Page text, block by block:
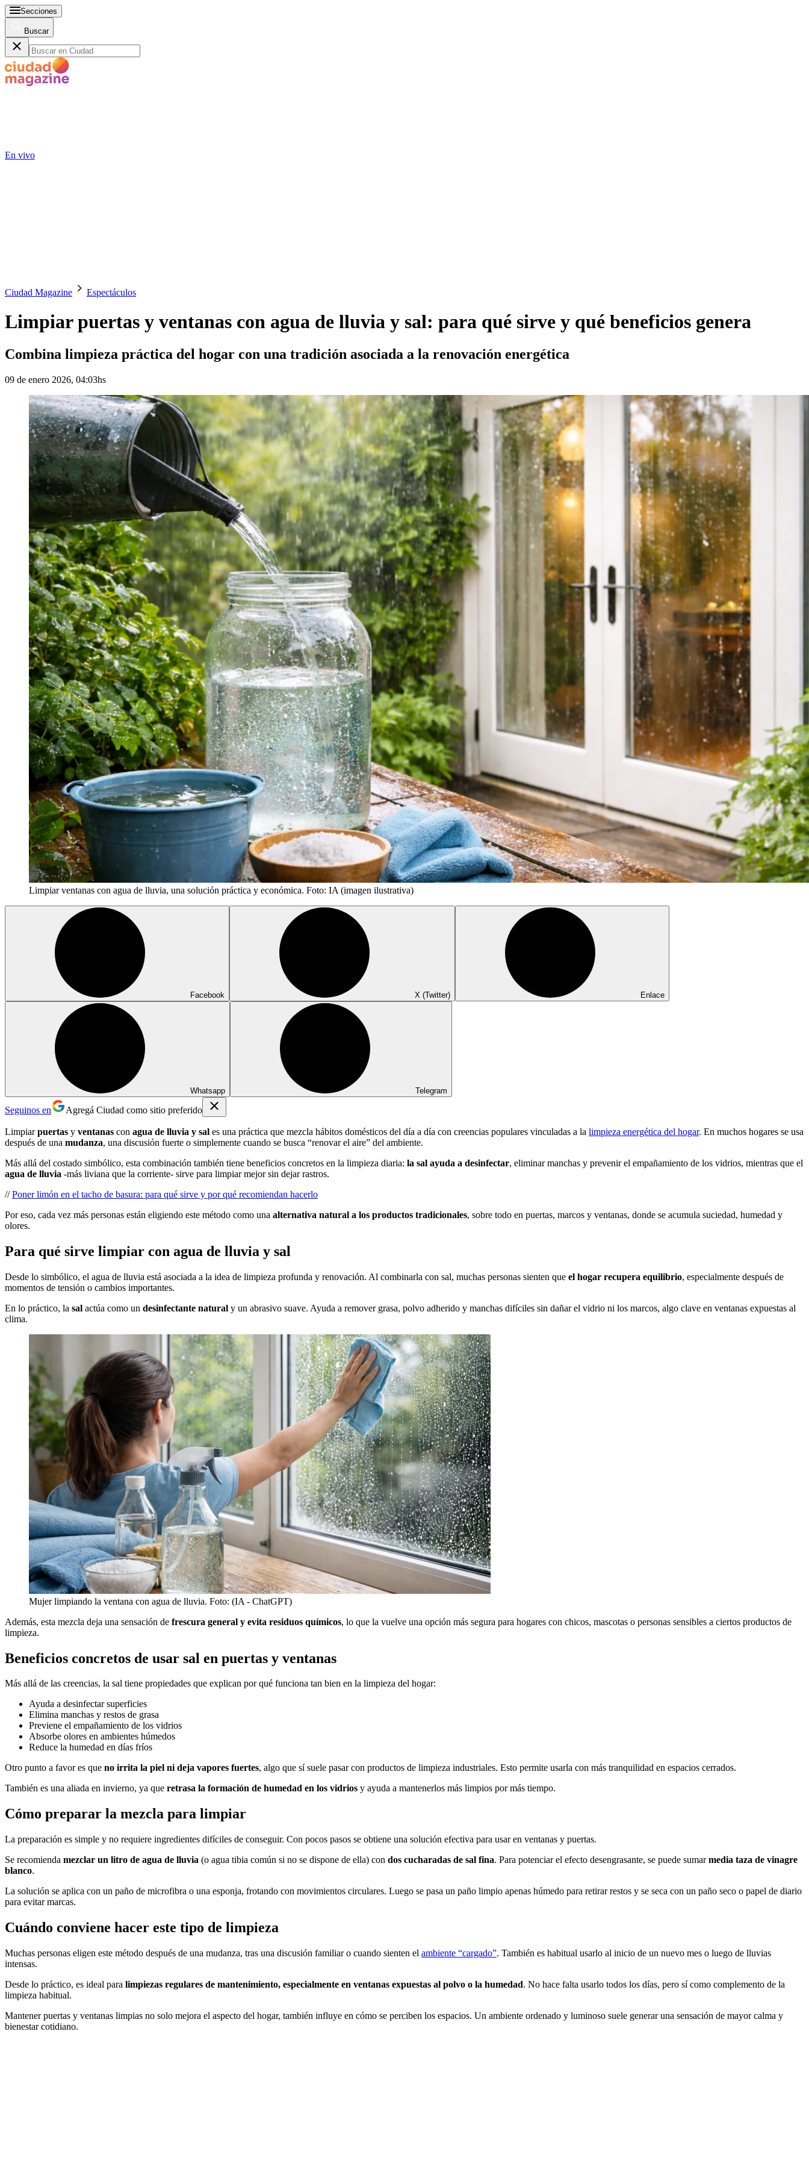
Secciones
Buscar
En vivo
Ciudad Magazine Espectáculos
Limpiar puertas y ventanas con agua de lluvia y sal: para qué sirve y qué beneficios genera
Combina limpieza práctica del hogar con una tradición asociada a la renovación energética
09 de enero 2026, 04:03hs
Limpiar ventanas con agua de lluvia, una solución práctica y económica. Foto: IA (imagen ilustrativa)
Facebook X (Twitter) Enlace
Whatsapp Telegram
Seguinos en Agregá Ciudad como sitio preferido
Limpiarpuertas y ventanas con agua de lluvia y sal es una práctica que mezcla hábitos domésticos del día a día con creencias populares vinculadas a la limpieza energética del hogar. En muchos hogares se usa
después de una mudanza, una discusión fuerte o simplemente cuando se busca “renovar el aire” del ambiente.
Más allá del costado simbólico, esta combinación también tiene beneficios concretos en la limpieza diaria: la sal ayuda a desinfectar, eliminar manchas y prevenir el empañamiento de los vidrios, mientras que el
agua de lluvia -más liviana que la corriente- sirve para limpiar mejor sin dejar rastros.
//Poner limón en el tacho de basura: para qué sirve y por qué recomiendan hacerlo
Por eso, cada vez más personas están eligiendo este método como una alternativa natural a los productos tradicionales, sobre todo en puertas, marcos y ventanas, donde se acumula suciedad, humedad y
olores.
Para qué sirve limpiar con agua de lluvia y sal
Desde lo simbólico, el agua de lluvia está asociada a la idea de limpieza profunda y renovación. Al combinarla con sal, muchas personas sienten que el hogar recupera equilibrio, especialmente después de
momentos de tensión o cambios importantes.
En lo práctico, la sal actúa como un desinfectante natural y un abrasivo suave. Ayuda a remover grasa, polvo adherido y manchas difíciles sin dañar el vidrio ni los marcos, algo clave en ventanas expuestas al
clima.
Mujer limpiando la ventana con agua de lluvia. Foto: (IA - ChatGPT)
Además, esta mezcla deja una sensación de frescura general y evita residuos químicos, lo que la vuelve una opción más segura para hogares con chicos, mascotas o personas sensibles a ciertos productos de
limpieza.
Beneficios concretos de usar sal en puertas y ventanas
Más allá de las creencias, la sal tiene propiedades que explican por qué funciona tan bien en la limpieza del hogar:
Ayuda a desinfectar superficies
Elimina manchas y restos de grasa
Previene el empañamiento de los vidrios
Absorbe olores en ambientes húmedos
Reduce la humedad en días fríos
Otro punto a favor es que no irrita la piel ni deja vapores fuertes, algo que sí suele pasar con productos de limpieza industriales. Esto permite usarla con más tranquilidad en espacios cerrados.
También es una aliada en invierno, ya que retrasa la formación de humedad en los vidrios y ayuda a mantenerlos más limpios por más tiempo.
Cómo preparar la mezcla para limpiar
La preparación es simple y no requiere ingredientes difíciles de conseguir. Con pocos pasos se obtiene una solución efectiva para usar en ventanas y puertas.
Se recomienda mezclar un litro de agua de lluvia (o agua tibia común si no se dispone de ella) con dos cucharadas de sal fina. Para potenciar el efecto desengrasante, se puede sumarmedia taza de vinagre
blanco.
La solución se aplica con un paño de microfibra o una esponja, frotando con movimientos circulares. Luego se pasa un paño limpio apenas húmedo para retirar restos y se seca con un paño seco o papel de diario
para evitar marcas.
Cuándo conviene hacer este tipo de limpieza
Muchas personas eligen este método después de una mudanza, tras una discusión familiar o cuando sienten el ambiente “cargado”. También es habitual usarlo al inicio de un nuevo mes o luego de lluvias
intensas.
Desde lo práctico, es ideal para limpiezas regulares de mantenimiento, especialmente en ventanas expuestas al polvo o la humedad. No hace falta usarlo todos los días, pero sí como complemento de la
limpieza habitual.
Mantener puertas y ventanas limpias no solo mejora el aspecto del hogar, también influye en cómo se perciben los espacios. Un ambiente ordenado y luminoso suele generar una sensación de mayor calma y
bienestar cotidiano.